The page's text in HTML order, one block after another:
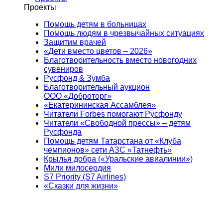
Проекты
Помощь детям в больницах
Помощь людям в чрезвычайных ситуациях
Защитим врачей
«Дети вместо цветов – 2026»
Благотворительность вместо новогодних
сувениров
Русфонд & Зумба
Благотворительный аукцион
ООО «Доброторг»
«Екатерининская Ассамблея»
Читатели Forbes помогают Русфонду
Читатели «Свободной прессы» – детям
Русфонда
Помощь детям Татарстана от «Клуба
чемпионов» сети АЗС «Татнефть»
Крылья добра («Уральские авиалинии»)
Мили милосердия
S7 Priority (S7 Airlines)
«Сказки для жизни»